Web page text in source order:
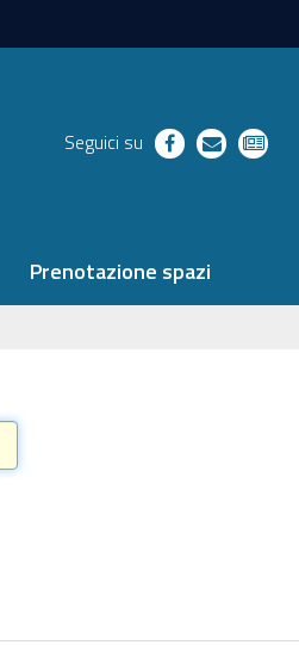
Seguici su facebookrichieste
Prenotazione spazi